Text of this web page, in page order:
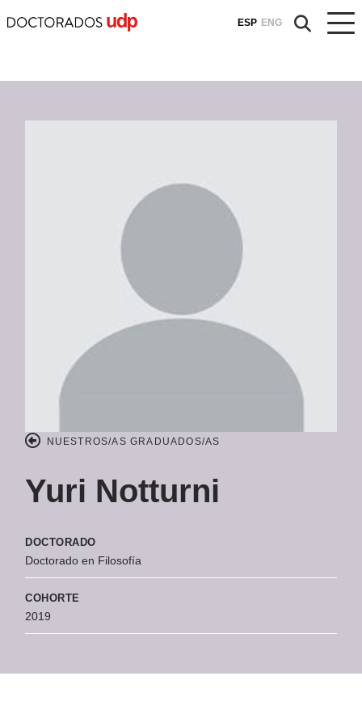
ESP ENG
NUESTROS/AS GRADUADOS/AS
Yuri Notturni
DOCTORADO
Doctorado en Filosofía
COHORTE
2019